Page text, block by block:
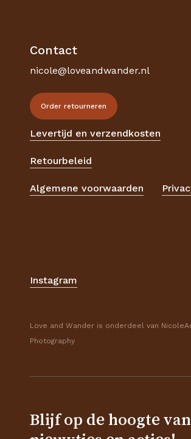
Contact
nicole@loveandwander.nl
Order retourneren
Levertijd en verzendkosten
Retourbeleid
Algemene voorwaarden
Instagram
Love and Wander is onderdeel van
Photography
Blijf op de hoogte